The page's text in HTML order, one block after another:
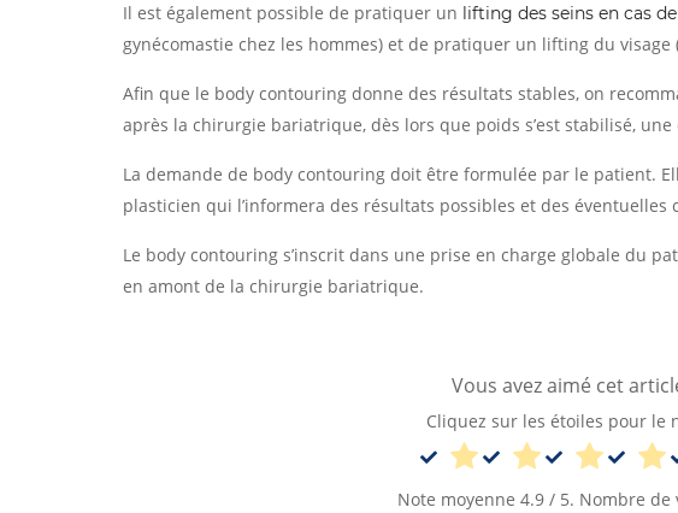
Il est également possible de pratiquer un lifting des seins en cas
gynécomastie chez les hommes) et de pratiquer un lifting du visage
Afin que le body contouring donne des résultats stables, on
après la chirurgie bariatrique, dès lors que poids s’est stabilisé,
La demande de body contouring doit être formulée par le patient.
plasticien qui l’informera des résultats possibles et des
Le body contouring s’inscrit dans une prise en charge globale du
en amont de la chirurgie bariatrique.
Vous avez aimé cet
Cliquez sur les étoiles pour le
Note moyenne 4.9 / 5. Nombre de